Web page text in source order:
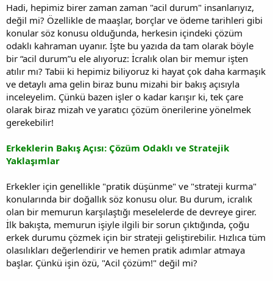
a
n
i
h
i
Hadi, hepimiz birer zaman zaman "acil durum" insanlarıyız,
değil mi? Özellikle de maaşlar, borçlar ve ödeme tarihleri gibi
konular söz konusu olduğunda, herkesin içindeki çözüm
odaklı kahraman uyanır. İşte bu yazıda da tam olarak böyle
bir “acil durum”u ele alıyoruz: İcralık olan bir memur işten
atılır mı? Tabii ki hepimiz biliyoruz ki hayat çok daha karmaşık
ve detaylı ama gelin biraz bunu mizahi bir bakış açısıyla
inceleyelim. Çünkü bazen işler o kadar karışır ki, tek çare
olarak biraz mizah ve yaratıcı çözüm önerilerine yönelmek
gerekebilir!
Erkeklerin Bakış Açısı: Çözüm Odaklı ve Stratejik
Yaklaşımlar
Erkekler için genellikle "pratik düşünme" ve "strateji kurma"
konularında bir doğallık söz konusu olur. Bu durum, icralık
olan bir memurun karşılaştığı meselelerde de devreye girer.
İlk bakışta, memurun işiyle ilgili bir sorun çıktığında, çoğu
erkek durumu çözmek için bir strateji geliştirebilir. Hızlıca tüm
olasılıkları değerlendirir ve hemen pratik adımlar atmaya
başlar. Çünkü işin özü, "Acil çözüm!" değil mi?